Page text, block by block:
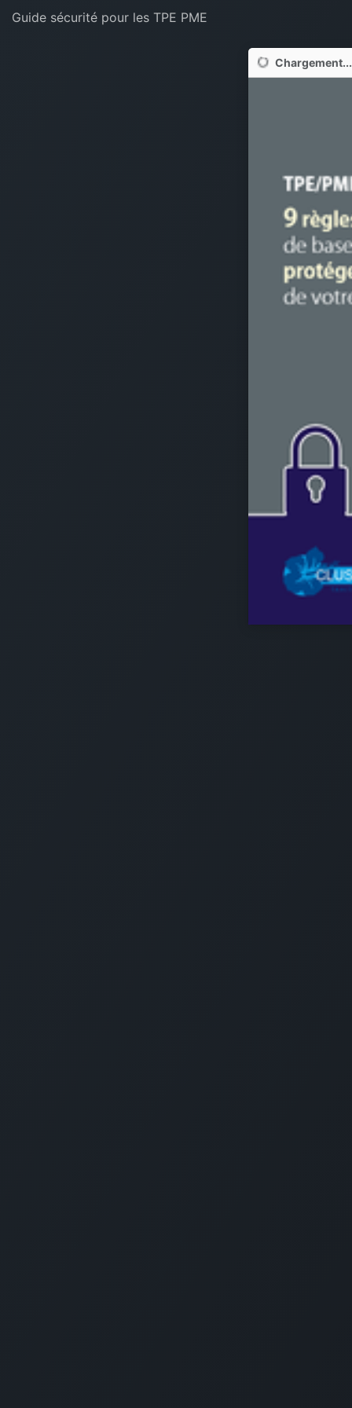
Guide sécurité pour les TPE PME
Chargement...